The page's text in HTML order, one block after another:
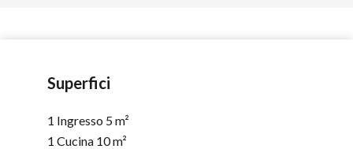
Superfici
1 Ingresso 5 m²
1 Cucina 10 m²